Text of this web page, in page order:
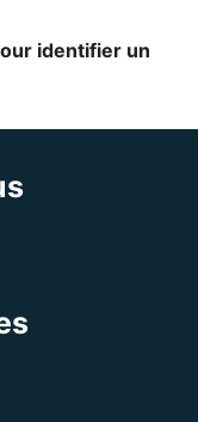
identifier un